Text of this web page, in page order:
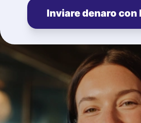
Inviare denaro con